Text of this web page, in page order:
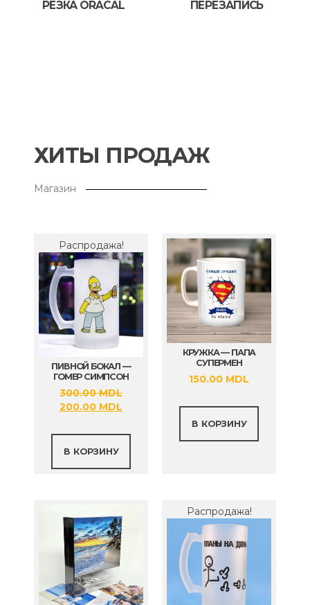
РЕЗКА ORACAL ПЕРЕЗАПИСЬ
ХИТЫ ПРОДАЖ
Магазин
Распродажа!
ПИВНОЙ БОКАЛ —
ГОМЕР СИМПСОН
300.00MDL
Первоначальная
составляла
300.00 MDL.
200.00 MDL
200.00 MDL.
В КОРЗИНУ
КРУЖКА — ПАПА
СУПЕРМЕН
150.00 MDL
В КОРЗИНУ
Распродажа!